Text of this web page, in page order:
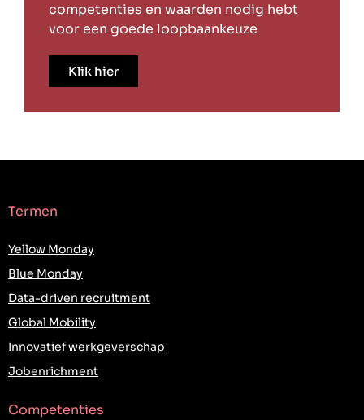
competenties en waarden nodig hebt
voor een goede loopbaankeuze
Klik hier
Termen
Yellow Monday
Blue Monday
Data-driven recruitment
Global Mobility
Innovatief werkgeverschap
Jobenrichment
Competenties